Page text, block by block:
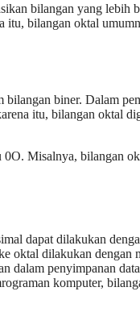
bilangan yang lebih
bilangan oktal
biner. Dalam
itu, bilangan oktal
Misalnya, bilangan
dapat dilakukan
oktal dilakukan dengan
dalam penyimpanan
komputer,